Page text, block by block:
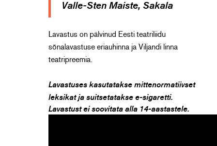
Valle-Sten Maiste, Sakala
Lavastus on pälvinud Eesti teatriliidu
sõnalavastuse eriauhinna ja Viljandi linna
teatripreemia.
Lavastuses kasutatakse mittenormatiivset
leksikat ja suitsetatakse e-sigaretti.
Lavastust ei soovitata alla 14-aastastele.